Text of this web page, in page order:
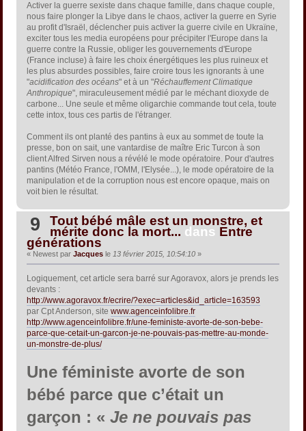
Activer la guerre sexiste dans chaque famille, dans chaque couple,
nous faire plonger la Libye dans le chaos, activer la guerre en Syrie
au profit d'Israël, déclencher puis activer la guerre civile en Ukraïne,
exciter tous les media européens pour précipiter l'Europe dans la
guerre contre la Russie, obliger les gouvernements d'Europe
(France incluse) à faire les choix énergétiques les plus ruineux et
les plus absurdes possibles, faire croire tous les ignorants à une
"acidification des océans" et à un "Réchauffement Climatique
Anthropique", miraculeusement médié par le méchant dioxyde de
carbone... Une seule et même oligarchie commande tout cela, toute
cette intox, tous ces partis de l'étranger.
Comment ils ont planté des pantins à eux au sommet de toute la
presse, bon on sait, une vantardise de maître Eric Turcon à son
client Alfred Sirven nous a révélé le mode opératoire. Pour d'autres
pantins (Météo France, l'OMM, l'Elysée...), le mode opératoire de la
manipulation et de la corruption nous est encore opaque, mais on
voit bien le résultat.
9 Tout bébé mâle est un monstre, et
mérite donc la mort... dans Entre
générations
« Newest par Jacques le13 février 2015, 10:54:10»
Logiquement, cet article sera barré sur Agoravox, alors je prends les
devants :
http://www.agoravox.fr/ecrire/?exec=articles&id_article=163593
par Cpt Anderson, site www.agenceinfolibre.fr
http://www.agenceinfolibre.fr/une-feministe-avorte-de-son-bebe-
parce-que-cetait-un-garcon-je-ne-pouvais-pas-mettre-au-monde-
un-monstre-de-plus/
Une féministe avorte de son
bébé parce que c’était un
garçon : « Je ne pouvais pas